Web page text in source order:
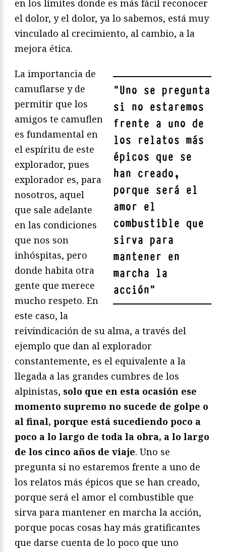
en los límites donde es más fácil reconocer
el dolor, y el dolor, ya lo sabemos, está muy
vinculado al crecimiento, al cambio, a la
mejora ética.
"Uno se pregunta
si no estaremos
frente a uno de
los relatos más
épicos que se
han creado,
porque será el
amor el
combustible que
sirva para
mantener en
marcha la
acción"
La importancia de
camuflarse y de
permitir que los
amigos te camuflen
es fundamental en
el espíritu de este
explorador, pues
explorador es, para
nosotros, aquel
que sale adelante
en las condiciones
que nos son
inhóspitas, pero
donde habita otra
gente que merece
mucho respeto. En
este caso, la
reivindicación de su alma, a través del
ejemplo que dan al explorador
constantemente, es el equivalente a la
llegada a las grandes cumbres de los
alpinistas, solo que en esta ocasión ese
momento supremo no sucede de golpe o
al final, porque está sucediendo poco a
poco a lo largo de toda la obra, a lo largo
de los cinco años de viaje. Uno se
pregunta si no estaremos frente a uno de
los relatos más épicos que se han creado,
porque será el amor el combustible que
sirva para mantener en marcha la acción,
porque pocas cosas hay más gratificantes
que darse cuenta de lo poco que uno